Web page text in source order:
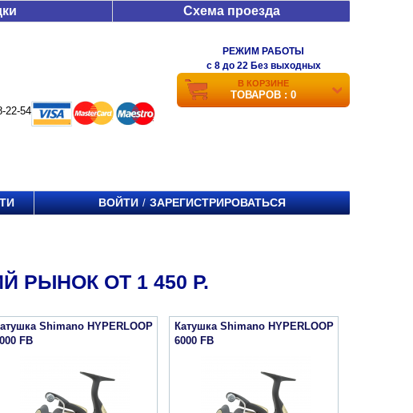
Схема проезда
22-54
РЕЖИМ РАБОТЫ
c 8 до 22 Без выходных
В КОРЗИНЕ
ТОВАРОВ : 0
ВОЙТИ / ЗАРЕГИСТРИРОВАТЬСЯ
РЫНОК ОТ 1 450 Р.
Shimano HYPERLOOP
FB
Катушка Shimano HYPERLOOP
6000 FB